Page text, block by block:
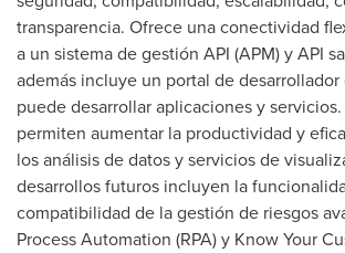
transparencia. Ofrece una conectividad
a un sistema de gestión API (APM) y API
además incluye un portal de
puede desarrollar aplicaciones y
permiten aumentar la productividad y
los análisis de datos y servicios de
desarrollos futuros incluyen la
compatibilidad de la gestión de riesgos
Process Automation (RPA) y Know Your